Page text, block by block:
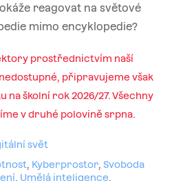
reagovat na světové
mimo encyklopedie?
prostřednictvím naší
připravujeme však
na školní rok 2026/27. Všechny
v druhé polovině srpna.
svět
, Kyberprostor, Svoboda
, Umělá inteligence,